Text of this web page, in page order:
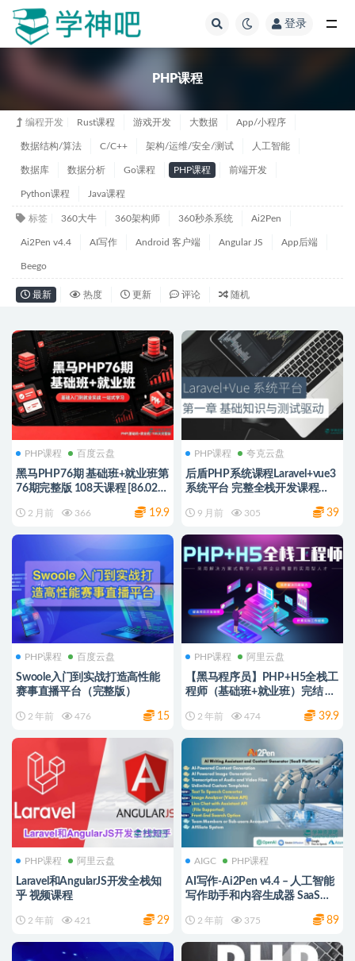
登录
PHP课程
编程开发 Rust课程 游戏开发 大数据 App/小程序
数据结构/算法 C/C++ 架构/运维/安全/测试 人工智能
数据库 数据分析 Go课程 PHP课程 前端开发
Python课程 Java课程
标签 360大牛 360架构师 360秒杀系统 Ai2Pen
Ai2Pen v4.4 AI写作 Android 客户端 Angular JS App后端
Beego
最新 热度 更新 评论 随机
PHP课程 百度云盘
黑马PHP76期 基础班+就业班第
76期完整版 108天课程 [86.02G]
2 月前 366 19.9
PHP课程 夸克云盘
后盾PHP系统课程Laravel+vue3
系统平台 完整全栈开发课程
9 月前 305 39
PHP课程 百度云盘
Swoole入门到实战打造高性能
赛事直播平台（完整版）
2 年前 476 15
PHP课程 阿里云盘
【黑马程序员】PHP+H5全栈工
程师（基础班+就业班）完结 价
2 年前 474 39.9
PHP课程 阿里云盘
Laravel和AngularJS开发全栈知
乎 视频课程
2 年前 421 29
AIGC PHP课程
AI写作-Ai2Pen v4.4 – 人工智能
写作助手和内容生成器 SaaS平
2 年前 375 89